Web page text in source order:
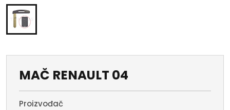
MAČ RENAULT 04
Proizvođač